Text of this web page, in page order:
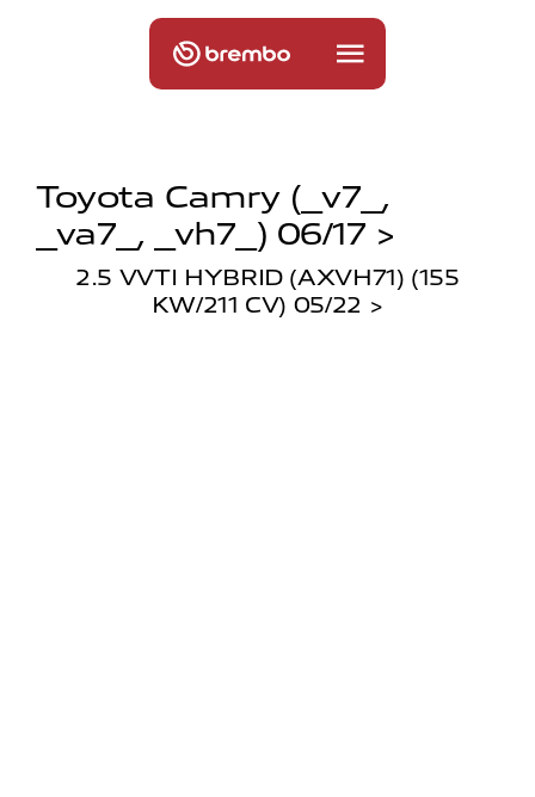
Toyota Camry (_v7_,
_va7_, _vh7_) 06/17 >
2.5 VVTI HYBRID (AXVH71) (155
KW/211 CV) 05/22 >